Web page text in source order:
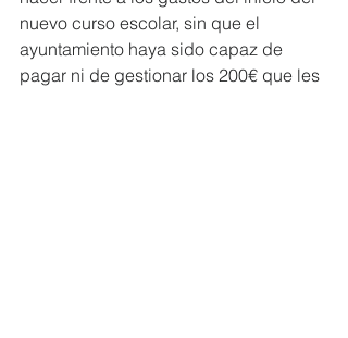
nuevo curso escolar, sin que el
ayuntamiento haya sido capaz de
pagar ni de gestionar los 200€ que les